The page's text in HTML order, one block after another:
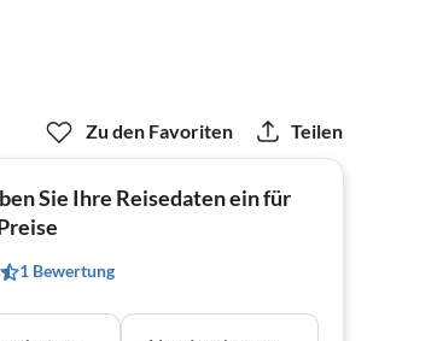
Zu den Favoriten Teilen
Sie Ihre Reisedaten ein für
1 Bewertung